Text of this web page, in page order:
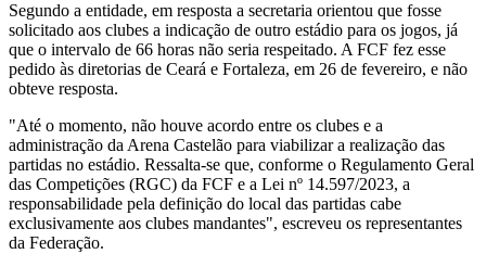
Segundo a entidade, em resposta a secretaria orientou que fosse
solicitado aos clubes a indicação de outro estádio para os jogos, já
que o intervalo de 66 horas não seria respeitado. A FCF fez esse
pedido às diretorias de Ceará e Fortaleza, em 26 de fevereiro, e não
obteve resposta.
"Até o momento, não houve acordo entre os clubes e a
administração da Arena Castelão para viabilizar a realização das
partidas no estádio. Ressalta-se que, conforme o Regulamento Geral
das Competições (RGC) da FCF e a Lei nº 14.597/2023, a
responsabilidade pela definição do local das partidas cabe
exclusivamente aos clubes mandantes", escreveu os representantes
da Federação.